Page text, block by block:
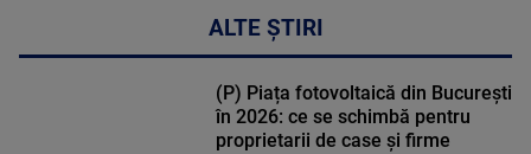
ALTE ȘTIRI
(P) Piața fotovoltaică din București
în 2026: ce se schimbă pentru
proprietarii de case și firme